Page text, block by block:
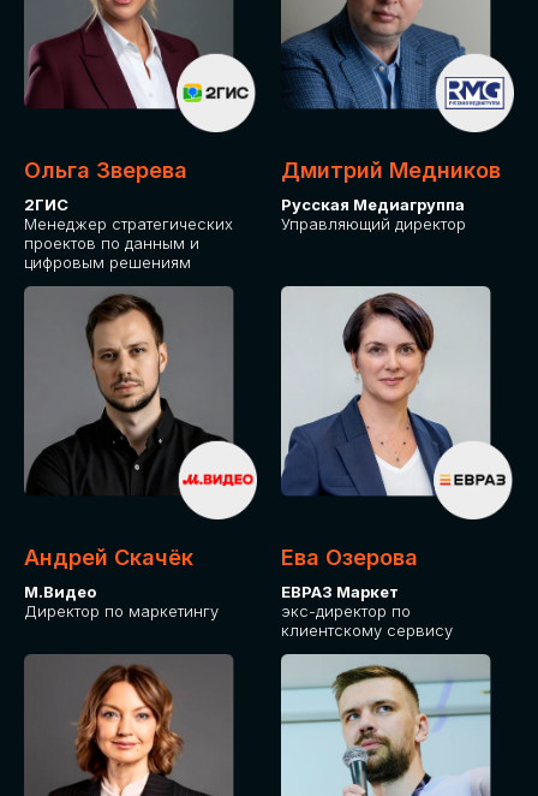
Ольга Зверева
2ГИС
Менеджер стратегических
проектов по данным и
цифровым решениям
Дмитрий Медников
Русская Медиагруппа
Управляющий директор
Андрей Скачёк
М.Видео
Директор по маркетингу
Ева Озерова
ЕВРАЗ Маркет
экс-директор по
клиентскому сервису